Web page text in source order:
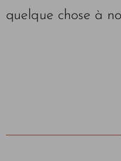
quelque chose à